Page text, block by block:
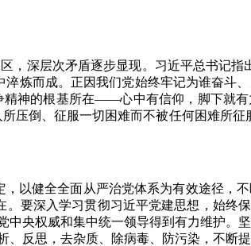
深层次矛盾逐步显现。习近平总书记指
炼而成。正因我们党始终牢记为谁奋斗
神的根基所在——心中有信仰，脚下就
压倒、征服一切困难而不被任何困难所征
以健全全面从严治党体系为有效途径，
要深入学习贯彻习近平党建思想，始终
央权威和集中统一领导得到有力维护。
反思，去杂质、除病毒、防污染，不断